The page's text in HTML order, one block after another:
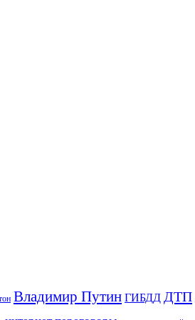
Владимир Путин ГИБДД ДТП